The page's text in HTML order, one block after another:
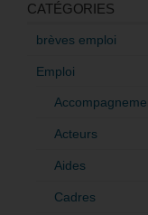
CATÉGORIES
brèves emploi
Emploi
Acteurs
Aides
Cadres